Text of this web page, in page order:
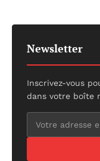
Newsletter
Inscrivez-vous
dans votre boîte